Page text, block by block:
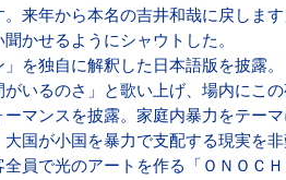
。来年から本名の吉井和哉に戻しま
かせるようにシャウトした。
」を独自に解釈した日本語版を披露
るのさ」と歌い上げ、場内にこの
ーマンスを披露。家庭内暴力をテ
が小国を暴力で支配する現実を非
員で光のアートを作る「ＯＮＯＣ